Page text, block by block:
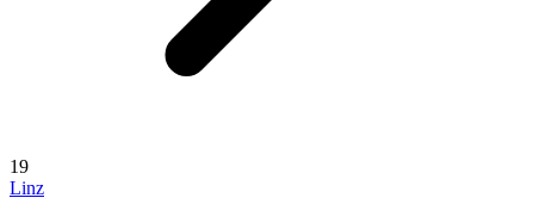
19
Linz